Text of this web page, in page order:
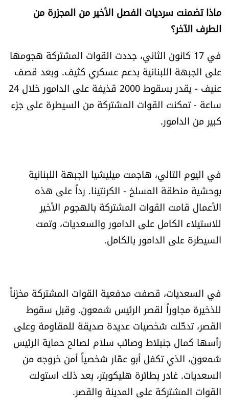
ماذا تضمنت سرديات الفصل الأخير من المجزرة من
الطرف الآخر؟
في 17 كانون الثاني، جددت القوات المشتركة هجومها
على الجبهة اللبنانية بدعم عسكري كثيف. وبعد قصف
عنيف - يقدر بسقوط 2000 قذيفة على الدامور خلال 24
ساعة - تمكنت القوات المشتركة من السيطرة على جزء
كبير من الدامور.
في اليوم التالي، هاجمت ميليشيا الجبهة اللبنانية
بوحشية منطقة المسلخ - الكرنتينا. رداً على هذه
الأعمال قامت القوات المشتركة بالهجوم الأخير
للاستيلاء الكامل على الدامور والسعديات، وتمت
السيطرة على الدامور بالكامل.
في السعديات، قصفت مدفعية القوات المشتركة مخزناً
للذخيرة مجاوراً لقصر الرئيس شمعون. وقبل سقوط
القصر، تدخّلت شخصيات عديدة صديقة للمقاومة وعلى
رأسها كمال جنبلاط وصائب سلام لصالح حماية الرئيس
شمعون، الذي تكفل أبو عمّار شخصياً أمن خروجه من
السعديات. غادر بطائرة هليكوبتر، بعد ذلك استولت
القوات المشتركة على المدينة والقصر.